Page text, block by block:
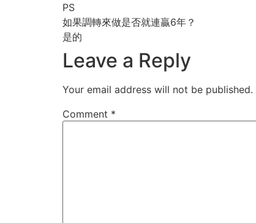
PS
如果調轉來做是否就連贏6年？
是的
Leave a Reply
Your email address will not be published.
Comment *